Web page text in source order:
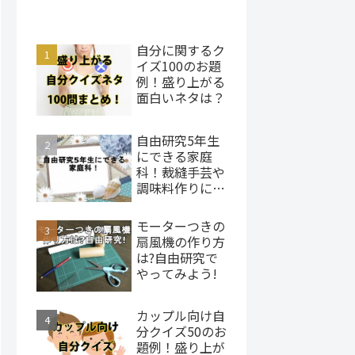
自分に関するク
イズ100のお題
例！盛り上がる
面白いネタは？
自由研究5年生
にできる家庭
科！裁縫手芸や
調味料作りにチ
モーターつきの
扇風機の作り方
は?自由研究で
やってみよう!
カップル向け自
分クイズ50のお
題例！盛り上が